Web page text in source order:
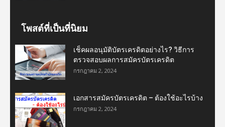
โพสต์ที่เป็นที่นิยม
เช็คผลอนุมัติบัตรเครดิตอย่างไร? วิธีการ
ตรวจสอบผลการสมัครบัตรเครดิต
กรกฎาคม 2, 2024
เอกสารสมัครบัตรเครดิต – ต้องใช้อะไรบ้าง
กรกฎาคม 2, 2024